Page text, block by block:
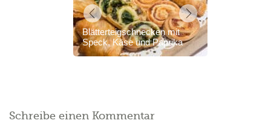
Blätterteigschnecken mit
Speck, Käse und Paprika
Schreibe einen Kommentar